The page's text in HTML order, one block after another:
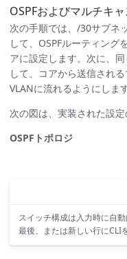
OSPFおよびマルチキ
次の手順では、/30サブネ
して、OSPFルーティン
アに設定します。次に、
して、コアから送信され
VLANに流れるようにします
次の図は、実装された設
OSPFトポロジ
スイッチ構成は入力時に自
最後、または新しい行にCLI